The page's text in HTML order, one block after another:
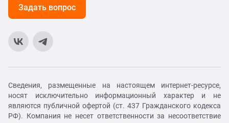
Задать вопрос
Сведения, размещенные на настоящем интернет-ресурсе,
носят исключительно информационный характер и не
являются публичной офертой (ст. 437 Гражданского кодекса
РФ). Компания не несет ответственности за несоответствие